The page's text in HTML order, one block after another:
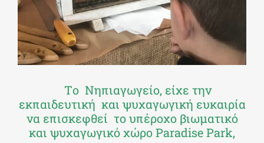
Τo Νηπιαγωγείο, είχε την
εκπαιδευτική και ψυχαγωγική ευκαιρία
να επισκεφθεί το υπέροχο βιωματικό
και ψυχαγωγικό χώρο Paradise Park,